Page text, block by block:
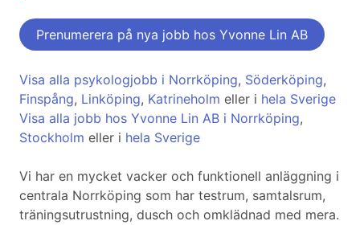
Prenumerera på nya jobb hos Yvonne Lin AB
Visa alla psykologjobb i Norrköping, Söderköping,
Finspång, Linköping, Katrineholm eller i hela Sverige
Visa alla jobb hos Yvonne Lin AB i Norrköping,
Stockholm eller i hela Sverige
Vi har en mycket vacker och funktionell anläggning i
centrala Norrköping som har testrum, samtalsrum,
träningsutrustning, dusch och omklädnad med mera.